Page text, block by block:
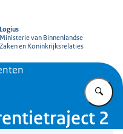
Logius
Ministerie van Binnenlandse
Zaken en Koninkrijksrelaties
2